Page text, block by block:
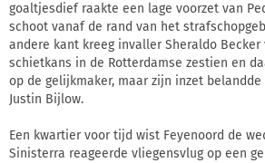
goaltjesdief raakte een lage voorzet van
schoot vanaf de rand van het
andere kant kreeg invaller Sheraldo
schietkans in de Rotterdamse zestien en
op de gelijkmaker, maar zijn inzet
Justin Bijlow.
Een kwartier voor tijd wist Feyenoord de
Sinisterra reageerde vliegensvlug op een